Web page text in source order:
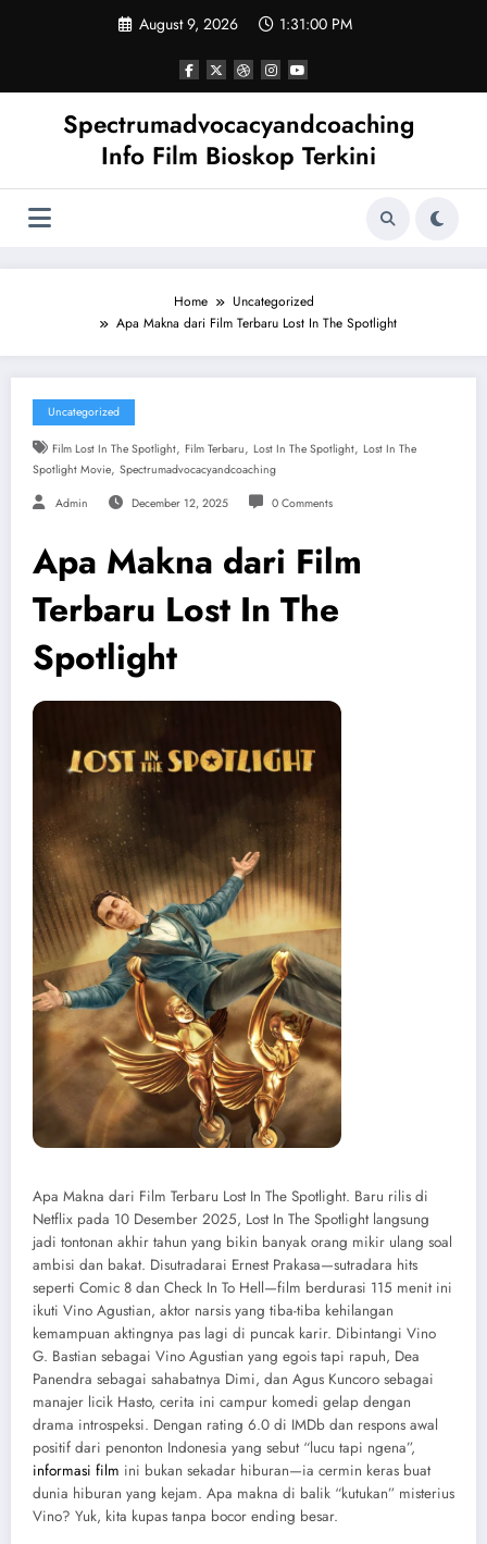
August 9, 2026 1:31:00 PM
Spectrumadvocacyandcoaching
Info Film Bioskop Terkini
Home
Uncategorized
Apa Makna dari Film Terbaru Lost In The Spotlight
Uncategorized
Film Lost In The Spotlight, Film Terbaru, Lost In The Spotlight, Lost In The
Spotlight Movie, Spectrumadvocacyandcoaching
Admin December 12, 2025 0 Comments
Apa Makna dari Film
Terbaru Lost In The
Spotlight
Apa Makna dari Film Terbaru Lost In The Spotlight. Baru rilis di
Netflix pada 10 Desember 2025, Lost In The Spotlight langsung
jadi tontonan akhir tahun yang bikin banyak orang mikir ulang soal
ambisi dan bakat. Disutradarai Ernest Prakasa—sutradara hits
seperti Comic 8 dan Check In To Hell—film berdurasi 115 menit ini
ikuti Vino Agustian, aktor narsis yang tiba-tiba kehilangan
kemampuan aktingnya pas lagi di puncak karir. Dibintangi Vino
G. Bastian sebagai Vino Agustian yang egois tapi rapuh, Dea
Panendra sebagai sahabatnya Dimi, dan Agus Kuncoro sebagai
manajer licik Hasto, cerita ini campur komedi gelap dengan
drama introspeksi. Dengan rating 6.0 di IMDb dan respons awal
positif dari penonton Indonesia yang sebut “lucu tapi ngena”,
informasi film ini bukan sekadar hiburan—ia cermin keras buat
dunia hiburan yang kejam. Apa makna di balik “kutukan” misterius
Vino? Yuk, kita kupas tanpa bocor ending besar.